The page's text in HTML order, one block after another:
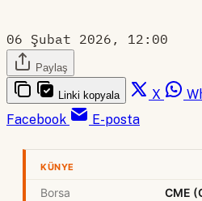
06 Şubat 2026, 12:00
Paylaş
Linki kopyala X
Facebook
E-posta
KÜNYE
Borsa
CME